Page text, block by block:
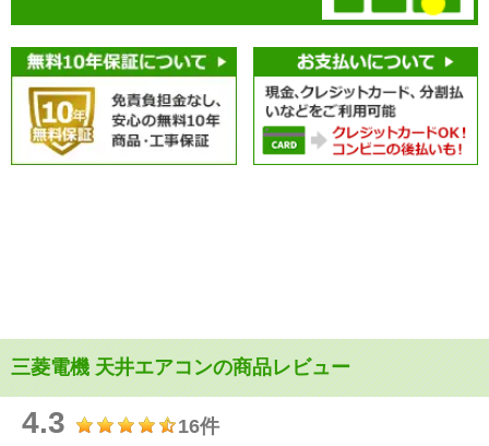
三菱電機 天井エアコンの商品レビュー
4.3 16件